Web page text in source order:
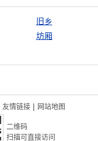
旧乡
坊厢
友情链接 | 网站地图
二维码
扫描可直接访问